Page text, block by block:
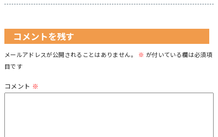
コメントを残す
メールアドレスが公開されることはありません。 ※ が付いている欄は必須項
目です
コメント ※